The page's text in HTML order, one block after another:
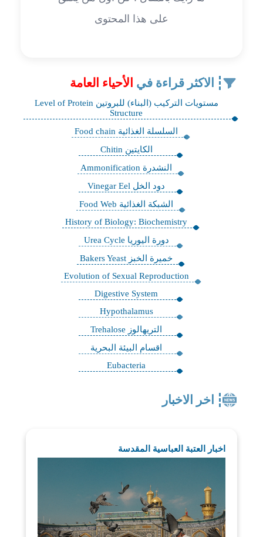
على هذا المحتوى
الاكثر قراءة في الأحياء العامة
مستويات التركيب (البناء) للبروتين Level of Protein
Structure
السلسلة الغذائية Food chain
الكايتين Chitin
النشدرة Ammonification
دود الخل Vinegar Eel
الشبكة الغذائية Food Web
History of Biology: Biochemistry
دورة اليوريا Urea Cycle
خميرة الخبز Bakers Yeast
Evolution of Sexual Reproduction
Digestive System
Hypothalamus
التريهالوز Trehalose
اقسام البيئة البحرية
Eubacteria
اخر الاخبار
اخبار العتبة العباسية المقدسة